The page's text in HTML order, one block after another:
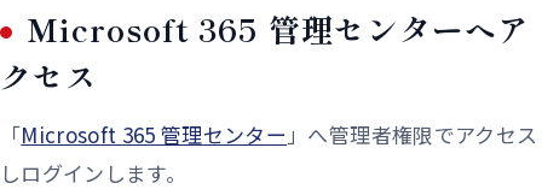
Microsoft 365 管理センターへア
クセス
「Microsoft 365 管理センター 」へ管理者権限でアクセス
しログインします。